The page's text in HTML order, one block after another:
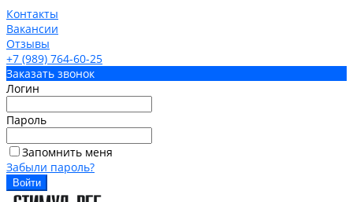
Контакты
Вакансии
Отзывы
+7 (989) 764-60-25
Заказать звонок
Логин
Пароль
Запомнить меня
Забыли пароль?